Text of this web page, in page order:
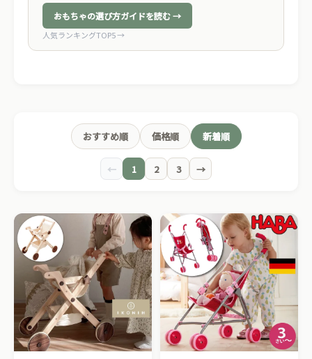
おもちゃの選び方ガイドを読む →
人気ランキングTOP5 →
おすすめ順 価格順 新着順
← 1 2 3 →